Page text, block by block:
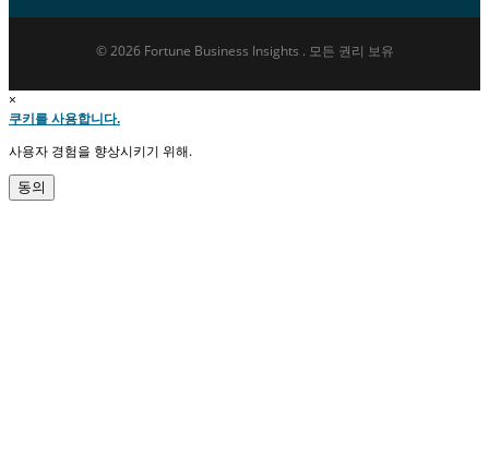
© 2026 Fortune Business Insights . 모든 권리 보유
×
쿠키를 사용합니다.
사용자 경험을 향상시키기 위해.
동의